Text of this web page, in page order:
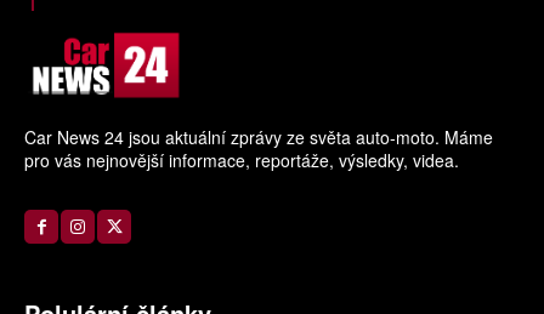
Car News 24 jsou aktuální zprávy ze světa auto-moto. Máme
pro vás nejnovější informace, reportáže, výsledky, videa.